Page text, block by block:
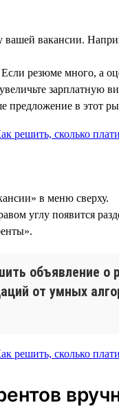
вакансии.
резюме много, а
зарплатную
предложение в этот
в меню сверху.
углу появится
объявление о
от умных